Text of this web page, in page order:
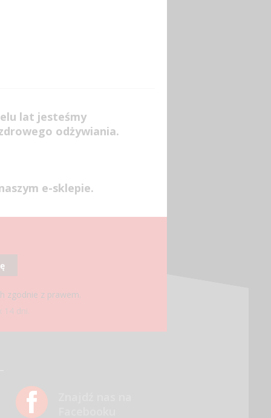
lat jesteśmy
odżywiania.
e-sklepie.
zgodnie z prawem.
dni.